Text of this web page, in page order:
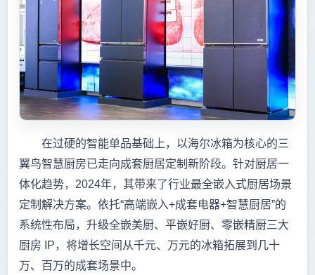
在过硬的智能单品基础上，以海尔冰箱为核心的三
翼鸟智慧厨房已走向成套厨居定制新阶段。针对厨居一
体化趋势，2024年，其带来了行业最全嵌入式厨居场景
定制解决方案。依托“高端嵌入+成套电器+智慧厨居”的
系统性布局，升级全嵌美厨、平嵌好厨、零嵌精厨三大
厨房 IP，将增长空间从千元、万元的冰箱拓展到几十
万、百万的成套场景中。